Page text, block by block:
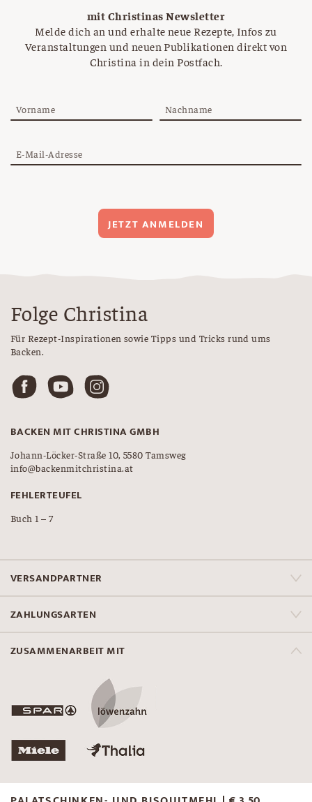
mit Christinas Newsletter
Melde dich an und erhalte neue Rezepte, Infos zu
Veranstaltungen und neuen Publikationen direkt von
Christina in dein Postfach.
Vorname Nachname
E-Mail-Adresse
JETZT ANMELDEN
Folge Christina
Für Rezept-Inspirationen sowie Tipps und Tricks rund ums
Backen.
BACKEN MIT CHRISTINA GMBH
Johann-Löcker-Straße 10, 5580 Tamsweg
info@backenmitchristina.at
FEHLERTEUFEL
Buch 1 – 7
VERSANDPARTNER
ZAHLUNGSARTEN
ZUSAMMENARBEIT MIT